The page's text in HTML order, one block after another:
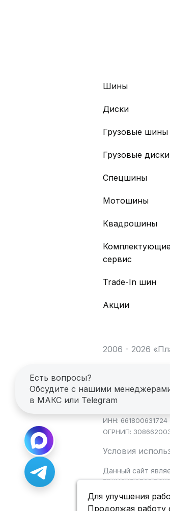
Шины
Диски
Грузовые шины
Грузовые диски
Спецшины
Мотошины
Квадрошины
сервис
Trade-In шин
Акции
2006 - 2026
ИП САГДЕЕВ
ИНН: 661800631724
ОГРНИП:
Условия
Данный сайт
применяются
Есть вопросы?
Обсудите с нашими
в МАКС или Telegram
Для улучшения
Продолжая работу